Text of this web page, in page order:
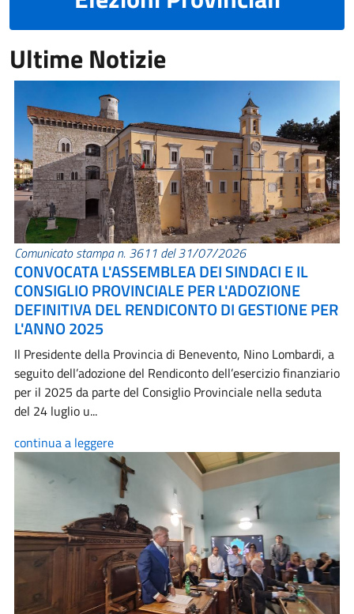
Ultime Notizie
Comunicato stampa n. 3611 del 31/07/2026
CONVOCATA L'ASSEMBLEA DEI SINDACI E IL
CONSIGLIO PROVINCIALE PER L'ADOZIONE
DEFINITIVA DEL RENDICONTO DI GESTIONE PER
L'ANNO 2025
Il Presidente della Provincia di Benevento, Nino Lombardi, a
seguito dell’adozione del Rendiconto dell’esercizio finanziario
per il 2025 da parte del Consiglio Provinciale nella seduta
del 24 luglio u...
continua a leggere